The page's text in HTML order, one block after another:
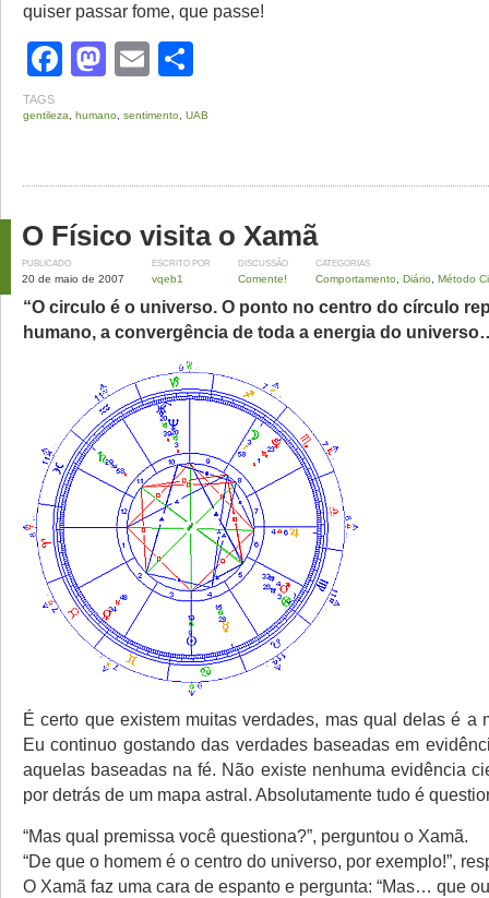
quiser passar fome, que passe!
Facebook
Mastodon
Email
TAGS
gentileza humano sentimento UAB
O Físico visita o Xamã
PUBLICADO
20 de maio de 2007
ESCRITO POR
vqeb1
DISCUSSÃO
Comente!
CATEGORIAS
Comportamento Diário Método
“O circulo é o universo. O ponto no centro do círculo
humano, a convergência de toda a energia do
É certo que existem muitas verdades, mas qual delas é a
Eu continuo gostando das verdades baseadas em
aquelas baseadas na fé. Não existe nenhuma evidência
por detrás de um mapa astral. Absolutamente tudo é
“Mas qual premissa você questiona?”, perguntou o Xamã.
“De que o homem é o centro do universo, por exemplo!”,
O Xamã faz uma cara de espanto e pergunta: “Mas… que